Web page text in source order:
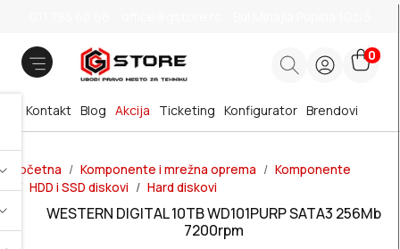
0
Brendovi
Blog Akcija
Kontakt Ticketing Konfigurator
Početna Komponente i mrežna oprema
Komponente
HDD i SSD diskovi
Hard diskovi
WESTERN DIGITAL 10TB WD101PURP SATA3 256Mb
7200rpm